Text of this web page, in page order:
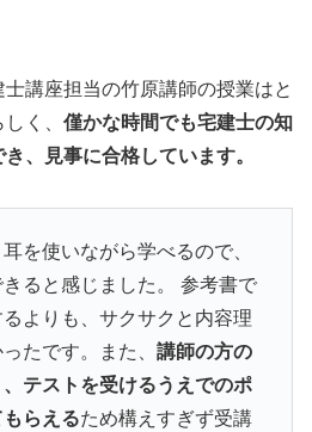
講座担当の竹原講師の授業はと
く、 僅かな時間でも宅建士の知
、見事に合格しています。
を使いながら学べるので、
ると感じました。 参考書で
よりも、サクサクと内容理
たです。また、 講師の方の
テストを受けるうえでのポ
らえるため構えすぎず受講